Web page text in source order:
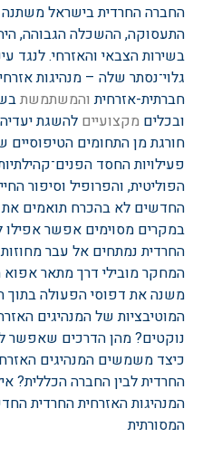
החברה החרדית בישראל משתנה
התעסוקה, ההשכלה הגבוהה,
בשירות הצבאי והאזרחי. לנגד
גלוי־נסתר שלה – מנהיגות
חברתית-אזרחית והמשתמשת
ובכלים מקצועיים להשגת
חורגת מן התחומים הטיפוסיים
פעילויות החסד
הפוליטית, והפרופיל וסיפור
החדשים לא בהכרח תואמים את
במקרים מסוימים אפשר אפילו
החרדית נמתחים אל עבר
המחקר מובילי דרך מתאר
משנה את דפוסי הפעולה בתוך
המוטיבציות של המנהיגים
נוקטים? מהן הדרכים שאפשר
כיצד משמשים המנהיגים
החרדית לבין החברה הכללית?
המנהיגות האזרחית החרדית
המסורתית